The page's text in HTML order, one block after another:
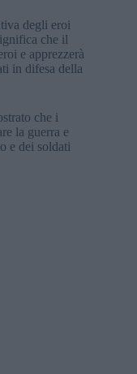
degli eroi
che il
e apprezzerà
in difesa della
che i
la guerra e
e dei soldati